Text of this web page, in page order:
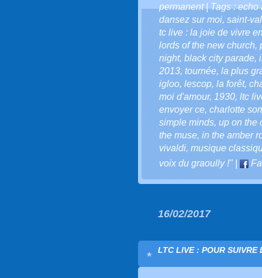
permanent| Tags :echo
dansez sur moi, saint-
tc live : la joie de vivre
lords of the new church,
night, black city parade,
2013, tournée, la plus
igloo, lescop, la forêt,
moi d'amour, 1930, ltc
envoyer ce, charlotte
simple minds, up on the
the muse, in the amber
vivaldi, musique
voix du graoully !"
16/02/2017
LTC LIVE : POUR